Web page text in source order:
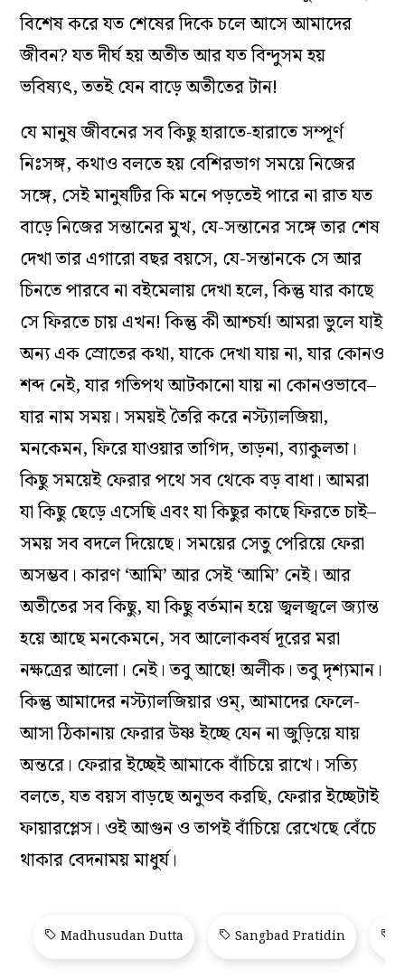
বিশেষ করে যত শেষের দিকে চলে আসে আমাদের
জীবন? যত দীর্ঘ হয় অতীত আর যত বিন্দুসম হয়
ভবিষ‌্যৎ, ততই যেন বাড়ে অতীতের টান!
যে মানুষ জীবনের সব কিছু হারাতে-হারাতে সম্পূর্ণ
নিঃসঙ্গ, কথাও বলতে হয় বেশিরভাগ সময়ে নিজের
সঙ্গে, সেই মানুষটির কি মনে পড়তেই পারে না রাত যত
বাড়ে নিজের সন্তানের মুখ, যে-সন্তানের সঙ্গে তার শেষ
দেখা তার এগারো বছর বয়সে, যে-সন্তানকে সে আর
চিনতে পারবে না বইমেলায় দেখা হলে, কিন্তু যার কাছে
সে ফিরতে চায় এখন! কিন্তু কী আশ্চর্য‌! আমরা ভুলে যাই
অন‌্য এক স্রোতের কথা, যাকে দেখা যায় না, যার কোনও
শব্দ নেই, যার গতিপথ আটকানো যায় না কোনওভাবে–
যার নাম সময়। সময়ই তৈরি করে নস্ট‌্যালজিয়া,
মনকেমন, ফিরে যাওয়ার তাগিদ, তাড়না, ব‌্যাকুলতা।
কিছু সময়েই ফেরার পথে সব থেকে বড় বাধা। আমরা
যা কিছু ছেড়ে এসেছি এবং যা কিছুর কাছে ফিরতে চাই–
সময় সব বদলে দিয়েছে। সময়ের সেতু পেরিয়ে ফেরা
অসম্ভব। কারণ ‘আমি’ আর সেই ‘আমি’ নেই। আর
অতীতের সব কিছু, যা কিছু বর্তমান হয়ে জ্বলজ্বলে জ‌্যান্ত
হয়ে আছে মনকেমনে, সব আলোকবর্ষ দূরের মরা
নক্ষত্রের আলো। নেই। তবু আছে! অলীক। তবু দৃশ‌্যমান।
কিন্তু আমাদের নস্ট‌্যালজিয়ার ওম্‌, আমাদের ফেলে-
আসা ঠিকানায় ফেরার উষ্ণ ইচ্ছে যেন না জুড়িয়ে যায়
অন্তরে। ফেরার ইচ্ছেই আমাকে বাঁচিয়ে রাখে। সত‌্যি
বলতে, যত বয়স বাড়ছে অনুভব করছি, ফেরার ইচ্ছেটাই
ফায়ারপ্লেস। ওই আগুন ও তাপই বাঁচিয়ে রেখেছে বেঁচে
থাকার বেদনাময় মাধুর্য।
Madhusudan Dutta Sangbad Pratidin